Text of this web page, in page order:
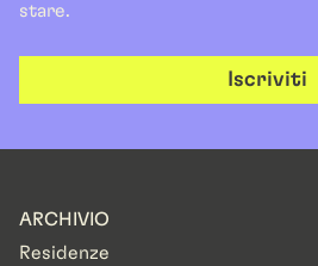
stare.
Iscriviti
ARCHIVIO
Residenze